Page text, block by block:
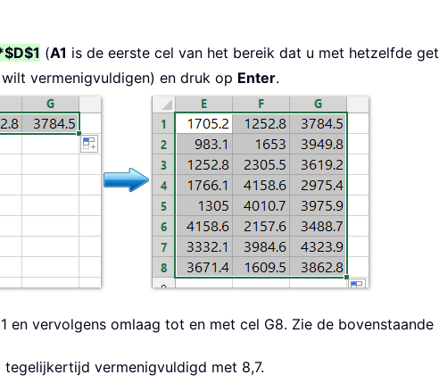
(A1 is de eerste cel van het bereik dat u met hetzelfde
vermenigvuldigen) en druk op Enter.
en vervolgens omlaag tot en met cel G8. Zie de
vermenigvuldigd met 8,7.